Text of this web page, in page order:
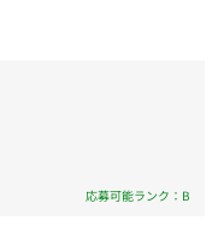
う場所を含む）
造をおこなって
装置は世界トッ
付加価値の製品
降、コータ/デベロ
働予定です。
）】 PCやスマー
ーなどあらゆるデ
応募可能ランク：B